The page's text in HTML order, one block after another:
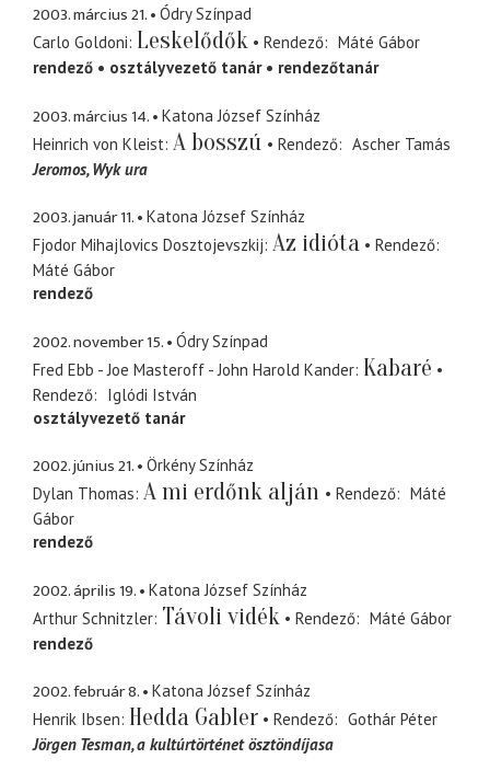
2003. március 21.
Ódry Színpad
Carlo Goldoni Leskelődők Rendező
Máté Gábor
rendező
osztályvezető tanár rendezőtanár
2003. március 14.
Katona József Színház
Heinrich von Kleist A bosszú Rendező
Ascher Tamás
Jeromos Wyk ura
2003. január 11.
Katona József Színház
Fjodor Mihajlovics Dosztojevszkij Az idióta
Rendező
Máté Gábor
rendező
2002. november 15.
Ódry Színpad
Fred Ebb - Joe Masteroff - John Harold Kander Kabaré
Rendező
Iglódi István
osztályvezető tanár
2002. június 21.
Örkény Színház
Dylan Thomas A mi erdőnk alján Rendező
Máté
Gábor
rendező
2002. április 19.
Katona József Színház
Arthur Schnitzler Távoli vidék Rendező
Máté Gábor
rendező
2002. február 8.
Katona József Színház
Henrik Ibsen Hedda Gabler Rendező
Gothár Péter
Jörgen Tesman a kultúrtörténet ösztöndíjasa